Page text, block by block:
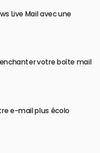
Live Mail avec une
votre boîte mail
e-mail plus écolo